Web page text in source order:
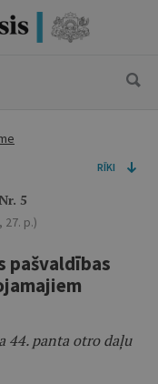
RĪKI
5
27. p.)
pašvaldības
44. panta otro daļu